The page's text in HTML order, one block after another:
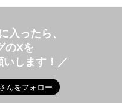
入ったら、
のXを
いします！／